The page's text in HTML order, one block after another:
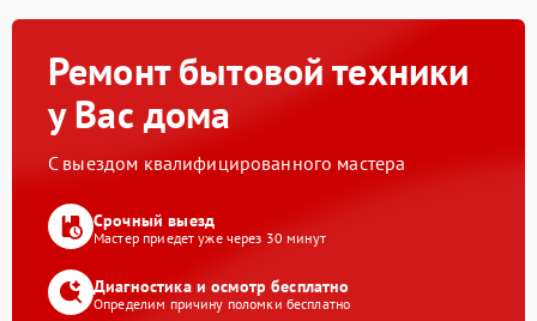
Ремонт бытовой техники
у Вас дома
С выездом квалифицированного мастера
Срочный выезд
Мастер приедет уже через 30 минут
Диагностика и осмотр бесплатно
Определим причину поломки бесплатно